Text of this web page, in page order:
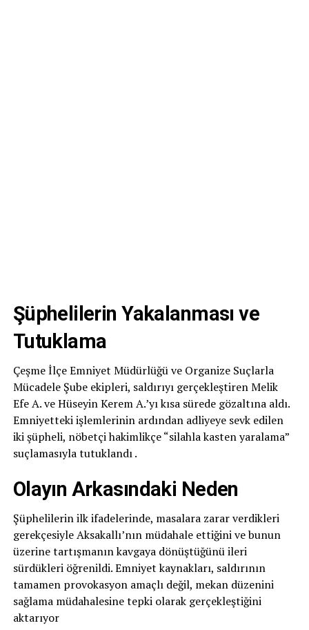
Şüphelilerin Yakalanması ve
Tutuklama
Çeşme İlçe Emniyet Müdürlüğü ve Organize Suçlarla
Mücadele Şube ekipleri, saldırıyı gerçekleştiren Melik
Efe A. ve Hüseyin Kerem A.’yı kısa sürede gözaltına aldı.
Emniyetteki işlemlerinin ardından adliyeye sevk edilen
iki şüpheli, nöbetçi hakimlikçe “silahla kasten yaralama”
suçlamasıyla tutuklandı .
Olayın Arkasındaki Neden
Şüphelilerin ilk ifadelerinde, masalara zarar verdikleri
gerekçesiyle Aksakallı’nın müdahale ettiğini ve bunun
üzerine tartışmanın kavgaya dönüştüğünü ileri
sürdükleri öğrenildi. Emniyet kaynakları, saldırının
tamamen provokasyon amaçlı değil, mekan düzenini
sağlama müdahalesine tepki olarak gerçekleştiğini
aktarıyor